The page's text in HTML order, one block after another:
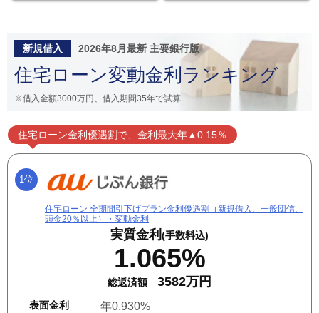
新規借入 2026年8月最新 主要銀行版
住宅ローン変動金利ランキング
※借入金額3000万円、借入期間35年で試算
住宅ローン金利優遇割で、金利最大年▲0.15％
1位
住宅ローン 全期間引下げプラン金利優遇割（新規借入、一般団信、
頭金20％以上）・変動金利
実質金利 (手数料込)
1.065%
総返済額 3582万円
表面金利 年0.930%